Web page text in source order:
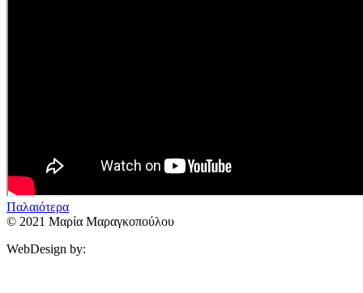
Παλαιότερα
© 2021 Μαρία Μαραγκοπούλου
WebDesign by: